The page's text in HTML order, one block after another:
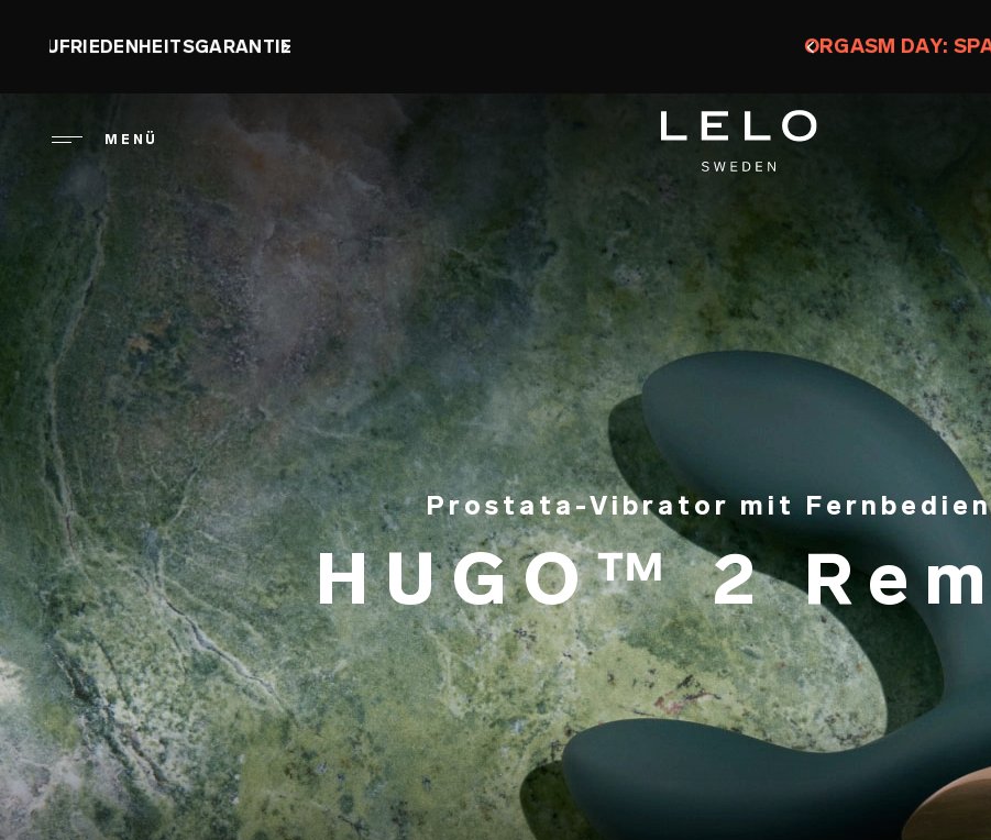
ORGASM DAY: SPARE BIS ZU 50 % + ERHALTE EIN KOSTENLOSES TOY 0 d 4
MENÜ
Prostata-Vibrator mit
HUGO™ 2